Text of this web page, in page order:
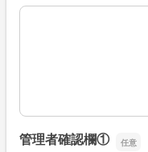
■そのほか、病院な
管理者確認欄①